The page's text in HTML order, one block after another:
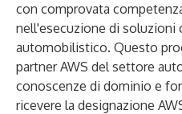
con comprovata
nell'esecuzione di soluzioni
automobilistico. Questo
partner AWS del settore
conoscenze di dominio e
ricevere la designazione